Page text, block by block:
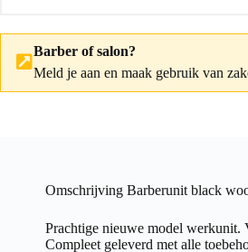
Barber of salon?
Meld je aan en maak gebruik van
Omschrijving Barberunit black
Prachtige nieuwe model werkunit.
Compleet geleverd met alle